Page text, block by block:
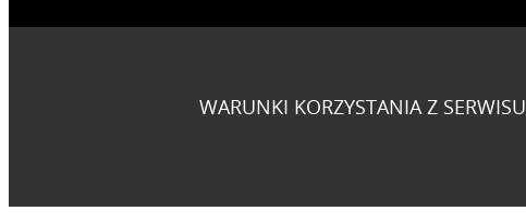
WARUNKI KORZYSTANIA Z SERWISU